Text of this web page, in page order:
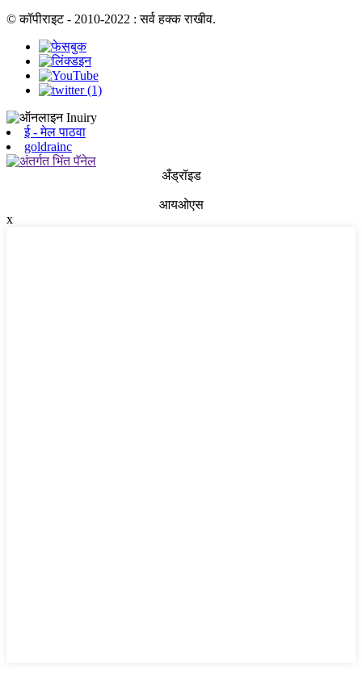
© कॉपीराइट - 2010-2022 : सर्व हक्क राखीव.
ई - मेल पाठवा
goldrainc
अँड्रॉइड
आयओएस
x